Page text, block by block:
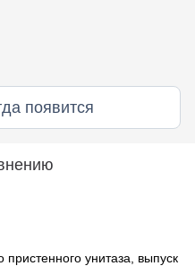
появится
унитаза, выпуск